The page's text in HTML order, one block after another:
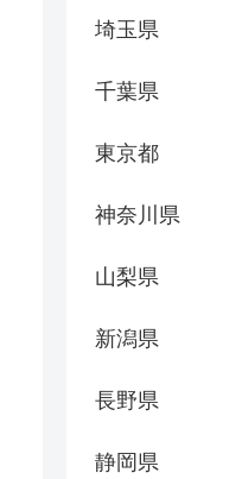
埼玉県
千葉県
東京都
神奈川県
山梨県
新潟県
長野県
静岡県